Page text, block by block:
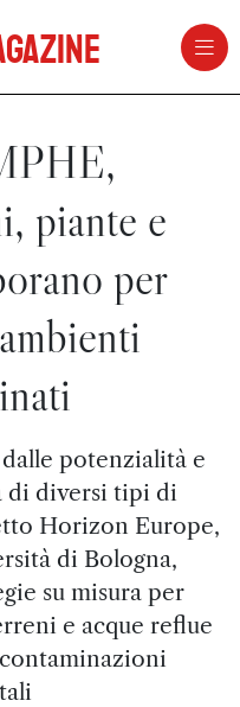
piante e
per
potenzialità e
di diversi tipi di
Horizon Europe,
di Bologna,
su misura per
e acque reflue